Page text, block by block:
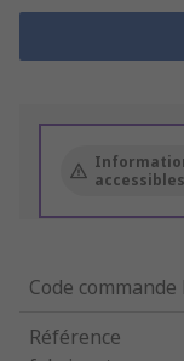
accessibles
Code commande
Référence